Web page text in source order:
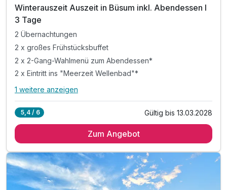
202
Winterauszeit Auszeit in Büsum inkl. Abendessen I
3 Tage
2 Übernachtungen
2 x großes Frühstücksbuffet
2 x 2-Gang-Wahlmenü zum Abendessen*
2 x Eintritt ins "Meerzeit Wellenbad"*
Alle Inklusivleistungen
2 x großes Frühstücksbuffet
2 x Eintritt ins "Meerzeit Wellenbad"*
inkl. Kaffee/Tee Zubereitung im Zimmer
1 weitere anzeigen
5,4 / 6 Gültig bis 13.03.2028
Zum Angebot